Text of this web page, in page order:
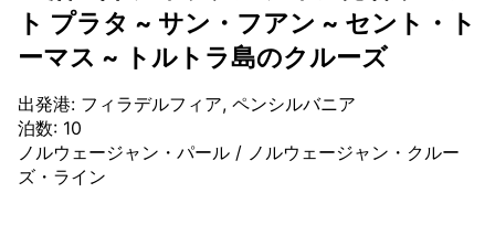
ト プラタ ~ サン・フアン ~ セント・ト
ーマス ~ トルトラ島のクルーズ
出発港: フィラデルフィア, ペンシルバニア
泊数: 10
ノルウェージャン・パール / ノルウェージャン・クルー
ズ・ライン